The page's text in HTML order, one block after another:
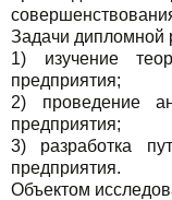
Задачи дипломной
1) изучение
предприятия;
2) проведение
предприятия;
3) разработка
предприятия.
Объектом